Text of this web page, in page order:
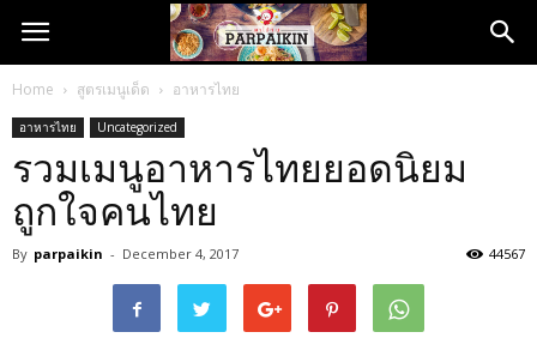
Home สูตรเมนูเด็ด อาหารไทย
อาหารไทย Uncategorized
รวมเมนูอาหารไทยยอดนิยม
ถูกใจคนไทย
By parpaikin - December 4, 2017 44567